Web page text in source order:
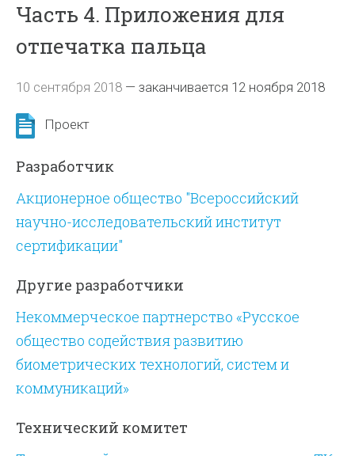
Часть 4. Приложения для
отпечатка пальца
10 сентября 2018 —заканчивается 12 ноября 2018
Проект
Разработчик
Акционерное общество "Всероссийский
научно-исследовательский институт
сертификации"
Другие разработчики
Некоммерческое партнерство «Русское
общество содействия развитию
биометрических технологий, систем и
коммуникаций»
Технический комитет